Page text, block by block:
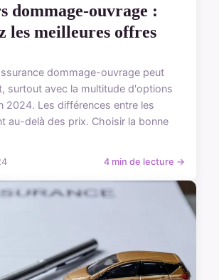
dommage-ouvrage :
les meilleures offres
dommage-ouvrage peut
surtout avec la multitude d'options
2024. Les différences entre les
au-delà des prix. Choisir la bonne
4 min de lecture →